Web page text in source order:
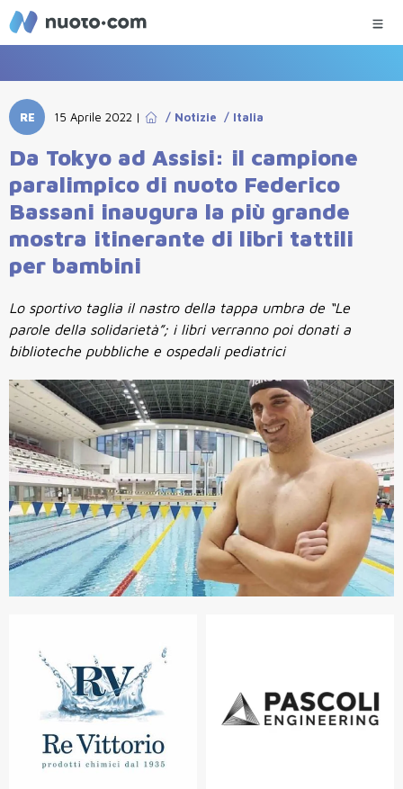
RE 15 Aprile 2022 | / Notizie / Italia
Da Tokyo ad Assisi: il campione
paralimpico di nuoto Federico
Bassani inaugura la più grande
mostra itinerante di libri tattili
per bambini
Lo sportivo taglia il nastro della tappa umbra de “Le
parole della solidarietà”; i libri verranno poi donati a
biblioteche pubbliche e ospedali pediatrici